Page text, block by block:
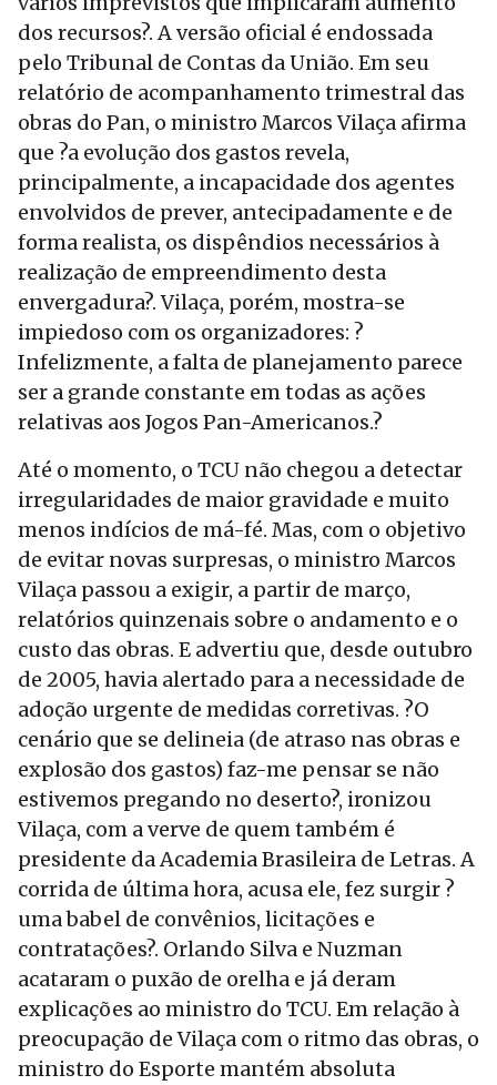
dos recursos?. A versão oficial é endossada
pelo Tribunal de Contas da União. Em seu
relatório de acompanhamento trimestral das
obras do Pan, o ministro Marcos Vilaça afirma
que ?a evolução dos gastos revela,
principalmente, a incapacidade dos agentes
envolvidos de prever, antecipadamente e de
forma realista, os dispêndios necessários à
realização de empreendimento desta
envergadura?. Vilaça, porém, mostra-se
impiedoso com os organizadores: ?
Infelizmente, a falta de planejamento parece
ser a grande constante em todas as ações
relativas aos Jogos Pan-Americanos.?
Até o momento, o TCU não chegou a detectar
irregularidades de maior gravidade e muito
menos indícios de má-fé. Mas, com o objetivo
de evitar novas surpresas, o ministro Marcos
Vilaça passou a exigir, a partir de março,
relatórios quinzenais sobre o andamento e o
custo das obras. E advertiu que, desde outubro
de 2005, havia alertado para a necessidade de
adoção urgente de medidas corretivas. ?O
cenário que se delineia (de atraso nas obras e
explosão dos gastos) faz-me pensar se não
estivemos pregando no deserto?, ironizou
Vilaça, com a verve de quem também é
presidente da Academia Brasileira de Letras. A
corrida de última hora, acusa ele, fez surgir ?
uma babel de convênios, licitações e
contratações?. Orlando Silva e Nuzman
acataram o puxão de orelha e já deram
explicações ao ministro do TCU. Em relação à
preocupação de Vilaça com o ritmo das obras, o
ministro do Esporte mantém absoluta